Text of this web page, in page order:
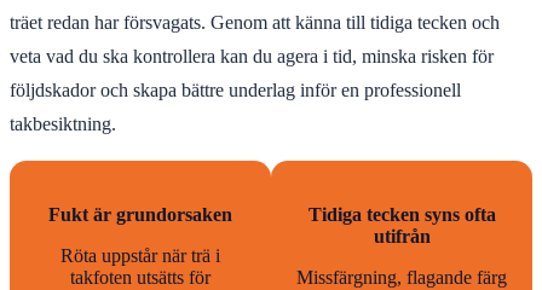
träet redan har försvagats. Genom att känna till tidiga tecken och
veta vad du ska kontrollera kan du agera i tid, minska risken för
följdskador och skapa bättre underlag inför en professionell
takbesiktning.
Fukt är grundorsaken
Röta uppstår när trä i
takfoten utsätts för
Tidiga tecken syns ofta
utifrån
Missfärgning, flagande färg